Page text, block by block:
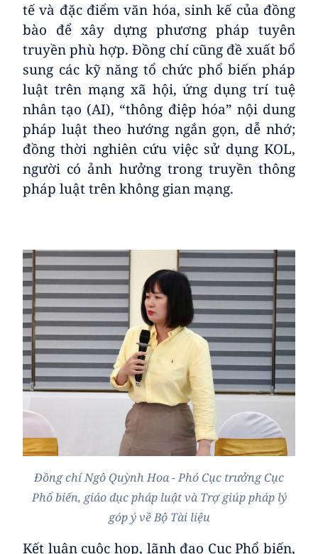
tế và đặc điểm văn hóa, sinh kế của đồng
bào để xây dựng phương pháp tuyên
truyền phù hợp. Đồng chí cũng đề xuất bổ
sung các kỹ năng tổ chức phổ biến pháp
luật trên mạng xã hội, ứng dụng trí tuệ
nhân tạo (AI), “thông điệp hóa” nội dung
pháp luật theo hướng ngắn gọn, dễ nhớ;
đồng thời nghiên cứu việc sử dụng KOL,
người có ảnh hưởng trong truyền thông
pháp luật trên không gian mạng.
Đồng chí Ngô Quỳnh Hoa - Phó Cục trưởng Cục
Phổ biến, giáo dục pháp luật và Trợ giúp pháp lý
góp ý về Bộ Tài liệu
Kết luận cuộc họp, lãnh đạo Cục Phổ biến,